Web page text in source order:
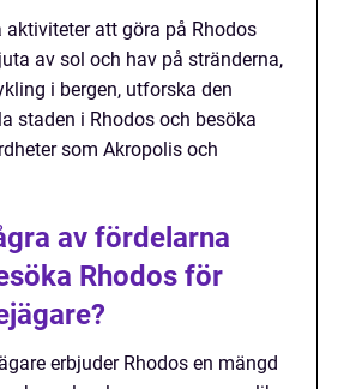
aktiviteter att göra på Rhodos
av sol och hav på stränderna,
i bergen, utforska den
staden i Rhodos och besöka
som Akropolis och
av fördelarna
Rhodos för
erbjuder Rhodos en mängd